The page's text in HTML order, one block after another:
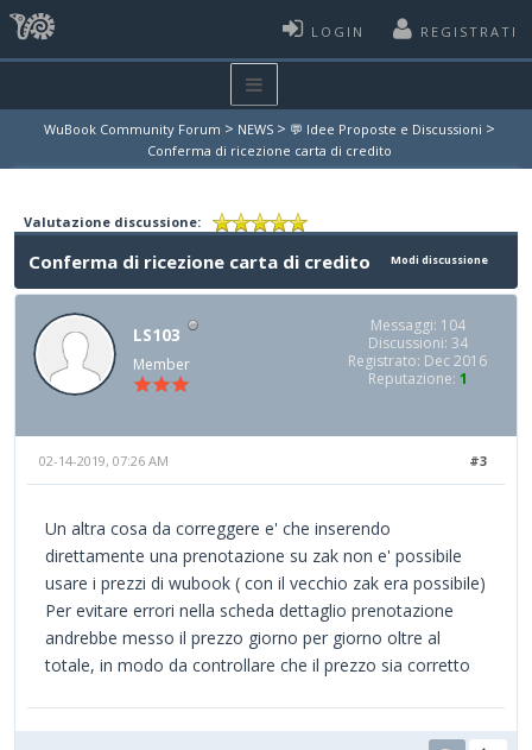
LOGIN REGISTRATI
WuBook Community Forum > NEWS > 💬 Idee Proposte e Discussioni >
Conferma di ricezione carta di credito
Valutazione discussione:
Modi discussione
Conferma di ricezione carta di credito
LS103
Member
Messaggi: 104
Discussioni: 34
Registrato: Dec 2016
Reputazione: 1
#3
02-14-2019, 07:26 AM
Un altra cosa da correggere e' che inserendo
direttamente una prenotazione su zak non e' possibile
usare i prezzi di wubook ( con il vecchio zak era possibile)
Per evitare errori nella scheda dettaglio prenotazione
andrebbe messo il prezzo giorno per giorno oltre al
totale, in modo da controllare che il prezzo sia corretto